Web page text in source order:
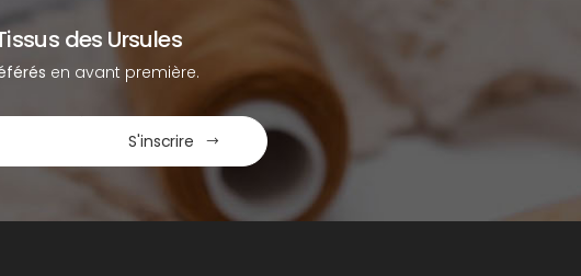
des Ursules
en avant première.
S'inscrire